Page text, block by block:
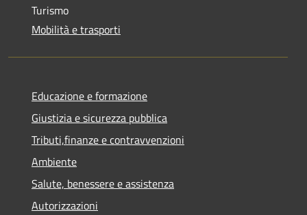
Turismo
Mobilità e trasporti
Educazione e formazione
Giustizia e sicurezza pubblica
Tributi,finanze e contravvenzioni
Ambiente
Salute, benessere e assistenza
Autorizzazioni